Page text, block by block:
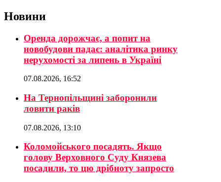
Новини
Оренда дорожчає, а попит на
новобудови падає: аналітика ринку
нерухомості за липень в Україні
07.08.2026, 16:52
На Тернопільщині заборонили
ловити раків
07.08.2026, 13:10
Коломойського посадять. Якщо
голову Верховного Суду Князева
посадили, то цю дрібноту запросто